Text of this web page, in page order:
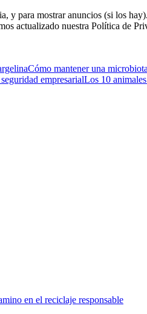
y para mostrar anuncios (si los
actualizado nuestra Política de
Cómo mantener una
empresarialLos 10